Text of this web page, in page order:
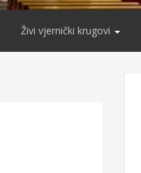
Živi vjernički krugovi